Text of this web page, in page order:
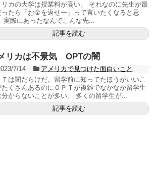
リカの大学は授業料が高い。 それなのに先生が最
ったら「お金を返せー」って言いたくなると思
実際にあったなんでこんな先...
記事を読む
リカは不景気 OPTの闇
7/14
アメリカで見つけた面白いこと
Ｔは闇だらけだ。留学前に知ってたほうがいいこ
たくさんあるのにＯＰＴが複雑でなかなか留学生
分からないことが多い。 多くの留学生が...
記事を読む